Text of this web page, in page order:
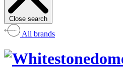
Close search
All brands